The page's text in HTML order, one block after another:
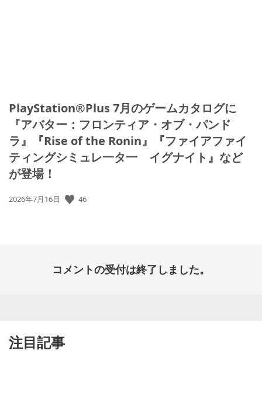
PlayStation®Plus 7月のゲームカタログに
『アバター：フロンティア・オブ・パンド
ラ』『Rise of the Ronin』『ファイアファイ
ティングシミュレ一タ一 イグナイト』など
が登場！
公
2026年7月16日 46
コメントの受付は終了しました。
注目記事